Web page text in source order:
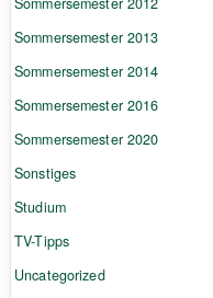
Sommersemester 2013
Sommersemester 2014
Sommersemester 2016
Sommersemester 2020
Sonstiges
Studium
TV-Tipps
Uncategorized